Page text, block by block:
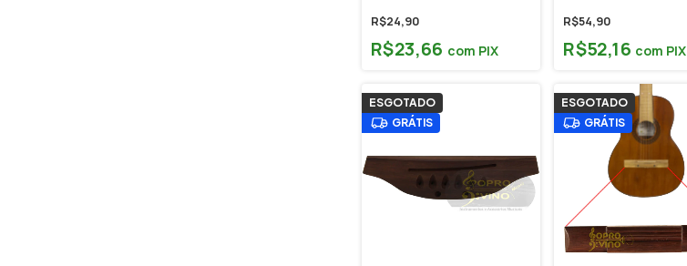
R$24,90
R$23,66 com PIX
NA
R$54,90
R$52,16 com PIX
ESGOTADO
GRÁTIS
ESGOTADO
GRÁTIS